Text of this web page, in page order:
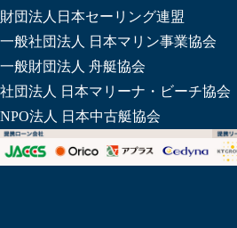
財団法人日本セーリング連盟
一般社団法人 日本マリン事業協会
一般財団法人 舟艇協会
社団法人 日本マリーナ・ビーチ協会
NPO法人 日本中古艇協会